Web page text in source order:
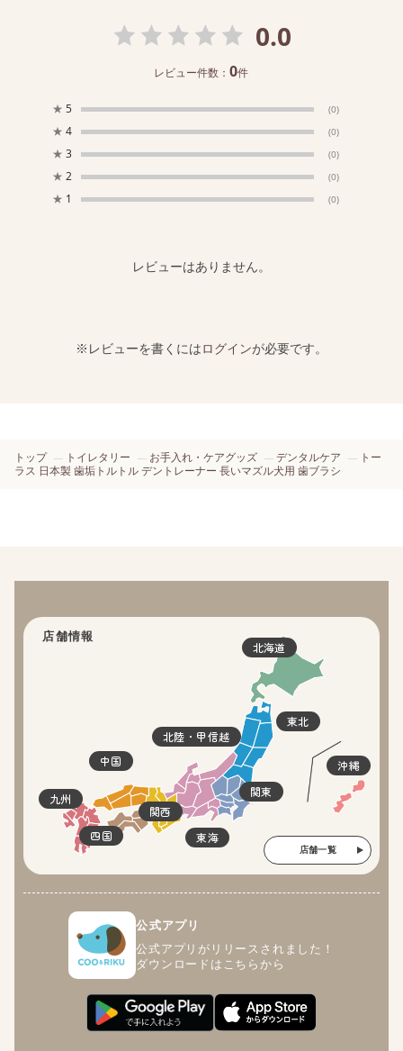
0.0
レビュー件数：0件
★ 5 (0)
★ 4 (0)
★ 3 (0)
★ 2 (0)
★ 1 (0)
レビューはありません。
※レビューを書くにはログインが必要です。
トップ トイレタリー お手入れ・ケアグッズ デンタルケア
トー
ラス 日本製 歯垢トルトル デントレーナー 長いマズル犬用 歯ブラシ
店舗情報
北海道
東北
関東
北陸・甲信越
東海
関西
四国
中国
九州
沖縄
店舗一覧
公式アプリ
公式アプリがリリースされました！
ダウンロードはこちらから